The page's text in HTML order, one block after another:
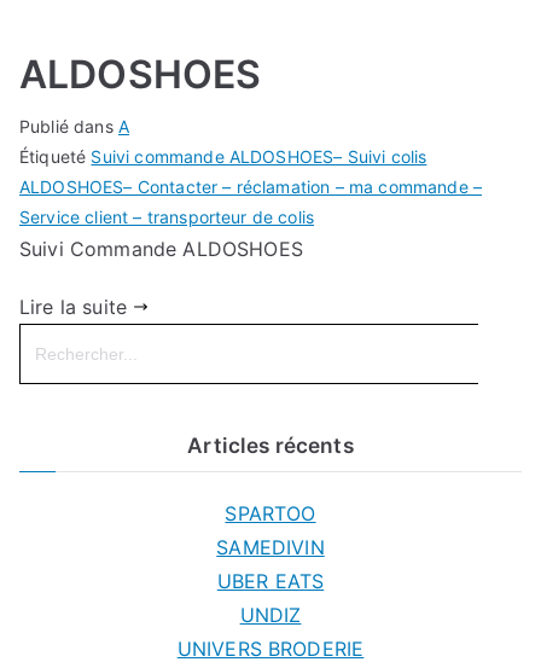
ALDOSHOES
Publié dans A
Étiqueté Suivi commande ALDOSHOES– Suivi colis
ALDOSHOES– Contacter – réclamation – ma commande –
Service client – transporteur de colis
Suivi Commande ALDOSHOES
Lire la suite
Search
for:
Articles récents
SPARTOO
SAMEDIVIN
UBER EATS
UNDIZ
UNIVERS BRODERIE